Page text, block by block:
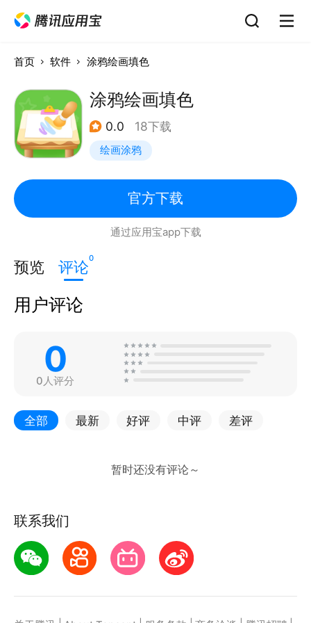
首页 软件 涂鸦绘画填色
涂鸦绘画填色
0.0 18下载
绘画涂鸦
官方下载
通过应用宝app下载
预览 评论0
用户评论
0
0人评分
全部 最新 好评 中评 差评
联系我们